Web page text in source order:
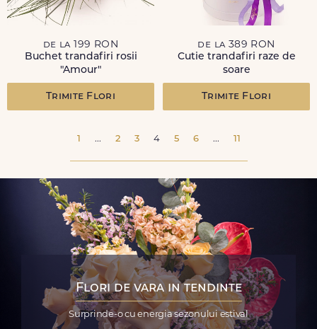
de la 199 RON
Buchet trandafiri rosii
"Amour"
Trimite Flori
de la 389 RON
Cutie trandafiri raze de
soare
Trimite Flori
1 ... 2 3 4 5 6 ... 11
Flori de vara in tendinte
Surprinde-o cu energia sezonului estival